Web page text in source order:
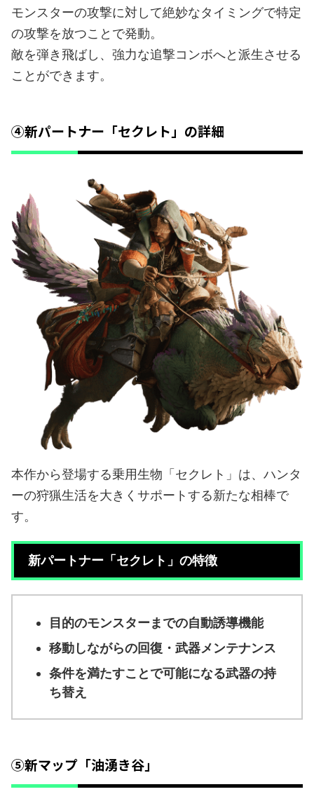
モンスターの攻撃に対して絶妙なタイミングで特定
の攻撃を放つことで発動。
敵を弾き飛ばし、強力な追撃コンボへと派生させる
ことができます。
④新パートナー「セクレト」の詳細
本作から登場する乗用生物「セクレト」は、ハンタ
ーの狩猟生活を大きくサポートする新たな相棒で
す。
新パートナー「セクレト」の特徴
目的のモンスターまでの自動誘導機能
移動しながらの回復・武器メンテナンス
条件を満たすことで可能になる武器の持
ち替え
⑤新マップ「油湧き谷」